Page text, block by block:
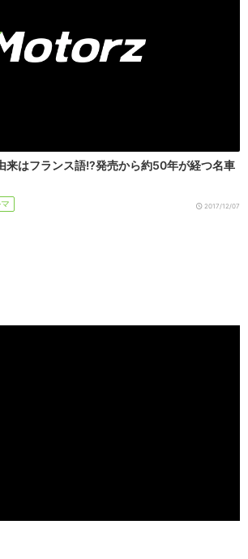
来はフランス語!?発売から約50年が経つ名車
2017/12/07